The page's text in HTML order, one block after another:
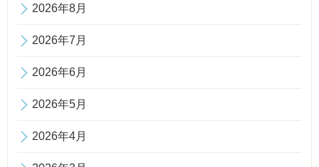
2026年8月
2026年7月
2026年6月
2026年5月
2026年4月